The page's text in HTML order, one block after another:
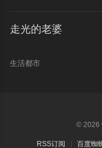
走光的老婆
生活都市
© 2026
RSS订阅 百度蜘